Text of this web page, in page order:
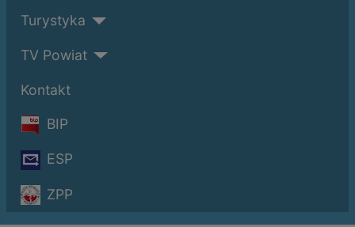
Turystyka
TV Powiat
Kontakt
BIP
ESP
ZPP